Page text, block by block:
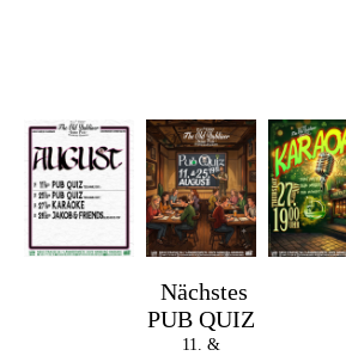
Nächstes
PUB QUIZ
11. &